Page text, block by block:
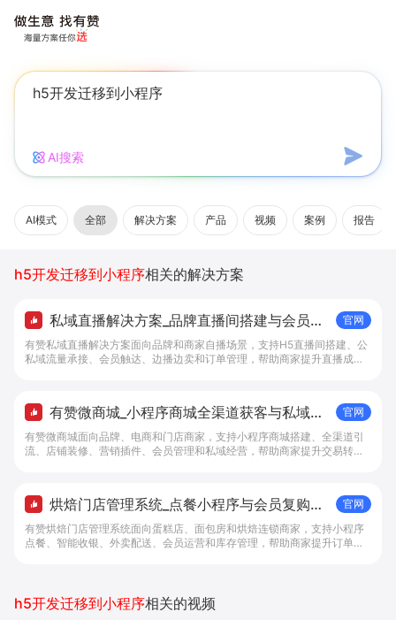
AI搜索
AI模式 全部 解决方案 产品 视频 案例 报告
h5开发迁移到小程序相关的解决方案
私域直播解决方案_品牌直播间搭建与会员成
交工具 - 做生意, 找有赞
官网
有赞私域直播解决方案面向品牌和商家自播场景，支持H5直播间搭建、公
私域流量承接、会员触达、边播边卖和订单管理，帮助商家提升直播成交
有赞微商城_小程序商城全渠道获客与私域复
购工具 - 做生意, 找有赞
官网
有赞微商城面向品牌、电商和门店商家，支持小程序商城搭建、全渠道引
流、店铺装修、营销插件、会员管理和私域经营，帮助商家提升交易转化
烘焙门店管理系统_点餐小程序与会员复购工
具 - 做生意, 找有赞
官网
有赞烘焙门店管理系统面向蛋糕店、面包房和烘焙连锁商家，支持小程序
点餐、智能收银、外卖配送、会员运营和库存管理，帮助商家提升订单转
h5开发迁移到小程序相关的视频